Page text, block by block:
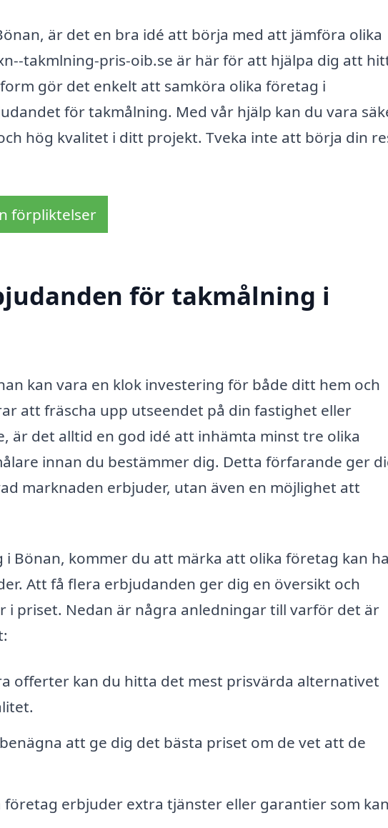
är det en bra idé att börja med att jämföra olika
takmlning-pris-oib.se är här för att hjälpa dig att
gör det enkelt att samköra olika företag i
för takmålning. Med vår hjälp kan du vara
hög kvalitet i ditt projekt. Tveka inte att börja din
förpliktelser
för takmålning i
kan vara en klok investering för både ditt hem och
att fräscha upp utseendet på din fastighet eller
är det alltid en god idé att inhämta minst tre olika
innan du bestämmer dig. Detta förfarande ger
marknaden erbjuder, utan även en möjlighet att
Bönan, kommer du att märka att olika företag kan ha
Att få flera erbjudanden ger dig en översikt och
i priset. Nedan är några anledningar till varför det är
offerter kan du hitta det mest prisvärda alternativet
att ge dig det bästa priset om de vet att de
företag erbjuder extra tjänster eller garantier som kan